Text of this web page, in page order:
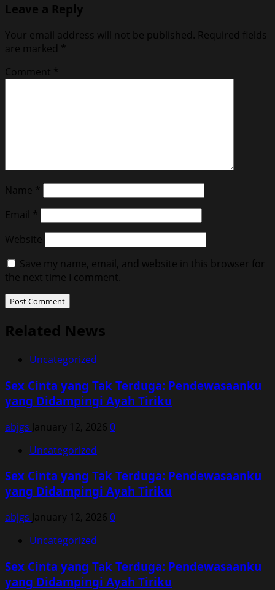
Leave a Reply
Your email address will not be published. Required fields
are marked *
Comment *
Name *
Email
*
Website
Save my name, email, and website in this browser for
the next time I comment.
Related News
Uncategorized
Sex Cinta yang Tak Terduga: Pendewasaanku
yang Didampingi Ayah Tiriku
abjgs January 12, 2026 0
Uncategorized
Sex Cinta yang Tak Terduga: Pendewasaanku
yang Didampingi Ayah Tiriku
abjgs January 12, 2026 0
Uncategorized
Sex Cinta yang Tak Terduga: Pendewasaanku
yang Didampingi Ayah Tiriku